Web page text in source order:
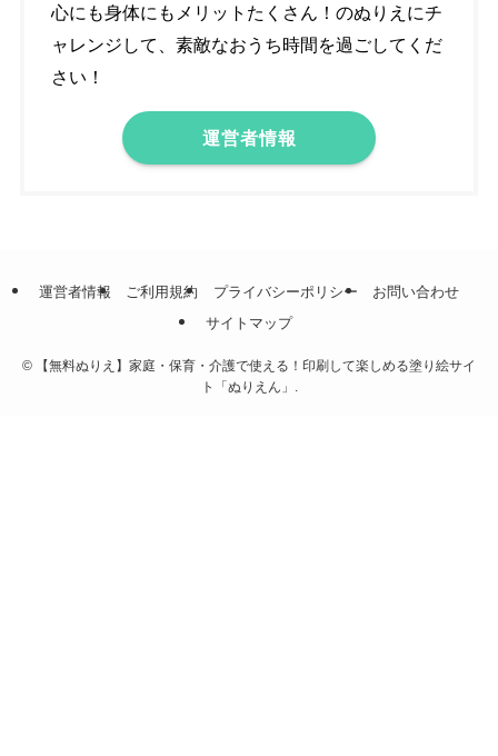
心にも身体にもメリットたくさん！のぬりえにチ
ャレンジして、素敵なおうち時間を過ごしてくだ
さい！
運営者情報
運営者情報 ご利用規約 プライバシーポリシー
お問い合わせ
サイトマップ
© 【無料ぬりえ】家庭・保育・介護で使える！印刷して楽しめる塗り絵サイ
ト「ぬりえん」.